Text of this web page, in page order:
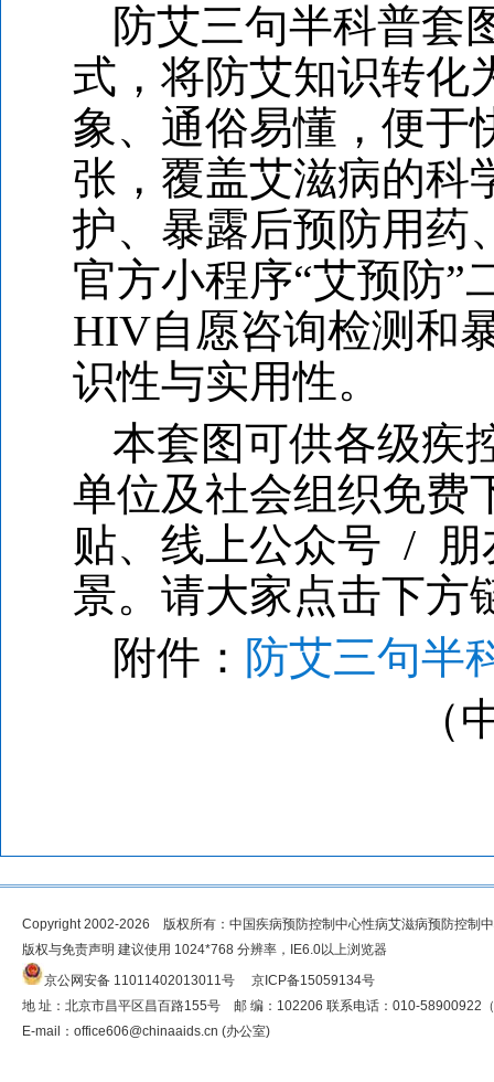
防艾三句半科普套
式，将防艾知识转化
象、通俗易懂，便
张，覆盖艾滋病的科
护、暴露后预防用药
官方小程序“艾预防”
HIV自愿咨询检测和
识性与实用性。
本套图可供各级疾
单位及社会组织免费
贴、线上公众号 / 朋
景。请大家点击下方
附件： 防艾三句半
Copyright 2002-2026 版权所有：中国疾病预防控制中心性病艾滋病预防控制
版权与免责声明 建议使用 1024*768 分辨率，IE6.0以上浏览器
京公网安备 11011402013011号
京ICP备15059134号
地 址：北京市昌平区昌百路155号 邮 编：102206 联系电话：010-58900922
E-mail： office606@chinaaids.cn (办公室)